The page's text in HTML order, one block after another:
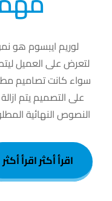
لوريم ايبسوم هو
لتعرض على العميل
سواء كانت تصاميم
على التصميم يتم
النصوص النهائية
اقرأ أكثراقرأ أكثر